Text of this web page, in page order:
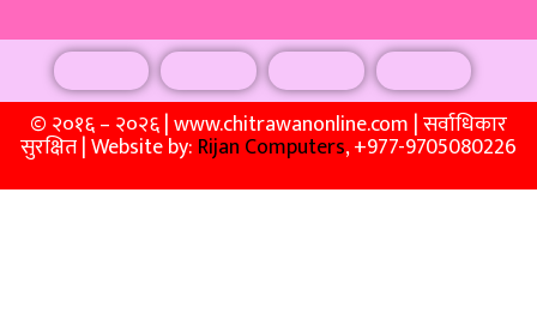
© २०१६ – २०२६ | www.chitrawanonline.com | सर्वाधिकार
सुरक्षित | Website by: Rijan Computers, +977-9705080226